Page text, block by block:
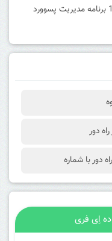
دانلود 1Password Manager Full v7.7 برنامه مدیریت پسوورد
دور
دور با شماره
اِی فری